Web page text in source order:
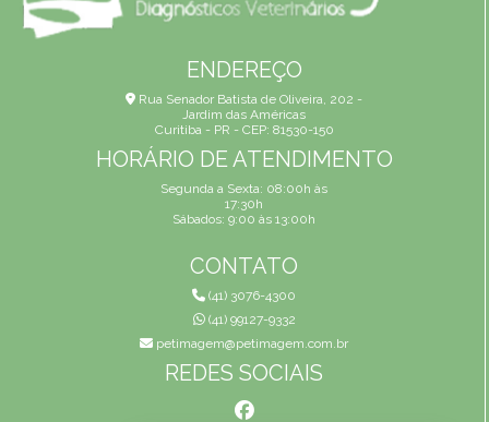
ENDEREÇO
Rua Senador Batista de Oliveira, 202 -
Jardim das Américas
Curitiba - PR - CEP: 81530-150
HORÁRIO DE ATENDIMENTO
Segunda a Sexta: 08:00h às
17:30h
Sábados: 9:00 às 13:00h
CONTATO
(41) 3076-4300
(41) 99127-9332
petimagem@petimagem.com.br
REDES SOCIAIS